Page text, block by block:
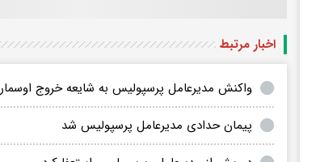
اخبار مرتبط
واکنش مدیرعامل پرسپولیس به شایعه خروج اوسمار
پیمان حدادی مدیرعامل پرسپولیس شد